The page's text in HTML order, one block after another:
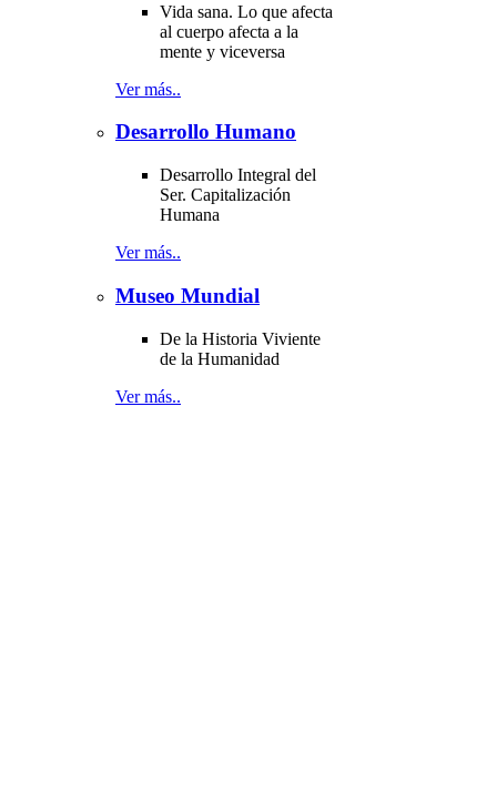
Vida sana. Lo que afecta
al cuerpo afecta a la
mente y viceversa
Ver más..
Desarrollo Humano
Desarrollo Integral del
Ser. Capitalización
Humana
Ver más..
Museo Mundial
De la Historia Viviente
de la Humanidad
Ver más..